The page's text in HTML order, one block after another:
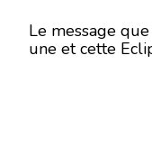
Le message
une et cette